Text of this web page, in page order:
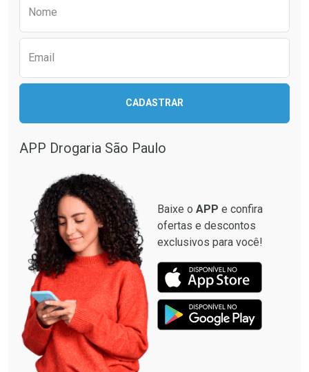
Nome
Email
CADASTRAR
APP Drogaria São Paulo
Baixe o APP e confira
ofertas e descontos
exclusivos para você!